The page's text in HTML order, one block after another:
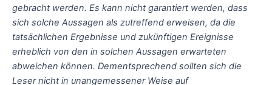
gebracht werden. Es kann nicht garantiert werden, dass
sich solche Aussagen als zutreffend erweisen, da die
tatsächlichen Ergebnisse und zukünftigen Ereignisse
erheblich von den in solchen Aussagen erwarteten
abweichen können. Dementsprechend sollten sich die
Leser nicht in unangemessener Weise auf